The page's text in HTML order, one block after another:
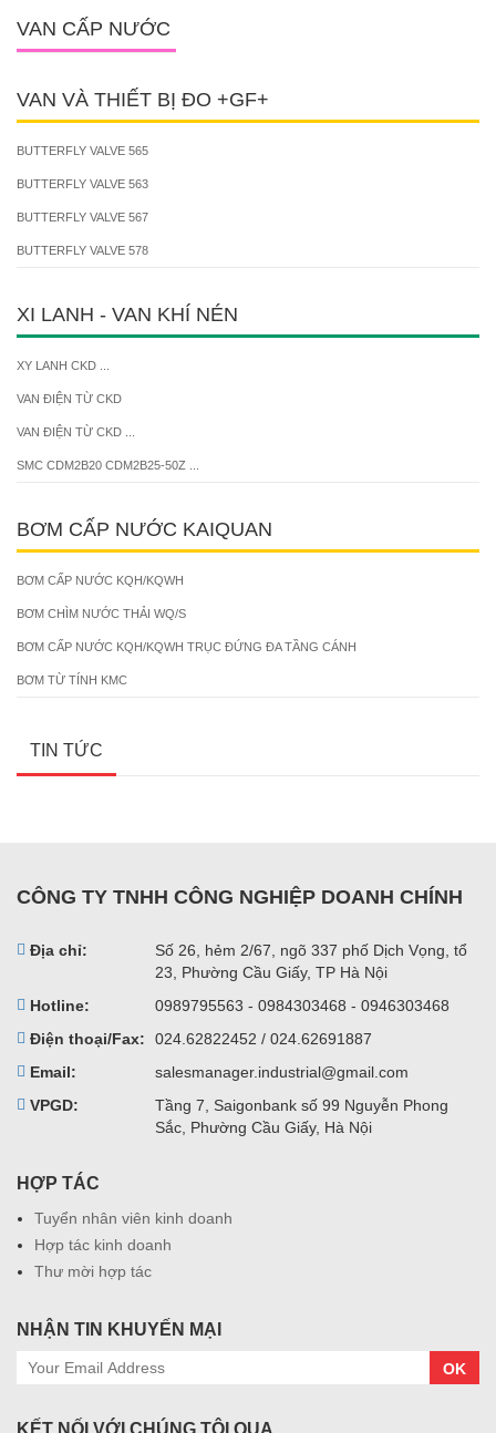
VAN CẤP NƯỚC
VAN VÀ THIẾT BỊ ĐO +GF+
BUTTERFLY VALVE 565
BUTTERFLY VALVE 563
BUTTERFLY VALVE 567
BUTTERFLY VALVE 578
XI LANH - VAN KHÍ NÉN
XY LANH CKD ...
VAN ĐIỆN TỪ CKD
VAN ĐIỆN TỪ CKD ...
SMC CDM2B20 CDM2B25-50Z ...
BƠM CẤP NƯỚC KAIQUAN
BƠM CẤP NƯỚC KQH/KQWH
BƠM CHÌM NƯỚC THẢI WQ/S
BƠM CẤP NƯỚC KQH/KQWH TRỤC ĐỨNG ĐA TẦNG CÁNH
BƠM TỪ TÍNH KMC
TIN TỨC
CÔNG TY TNHH CÔNG NGHIỆP DOANH CHÍNH
Địa chỉ:
Số 26, hẻm 2/67, ngõ 337 phố Dịch Vọng, tổ
23, Phường Cầu Giấy, TP Hà Nội
Hotline:
0989795563 - 0984303468 - 0946303468
Điện thoại/Fax:
024.62822452 / 024.62691887
Email:
salesmanager.industrial@gmail.com
VPGD:
Tầng 7, Saigonbank số 99 Nguyễn Phong
Sắc, Phường Cầu Giấy, Hà Nội
HỢP TÁC
Tuyển nhân viên kinh doanh
Hợp tác kinh doanh
Thư mời hợp tác
NHẬN TIN KHUYẾN MẠI
OK